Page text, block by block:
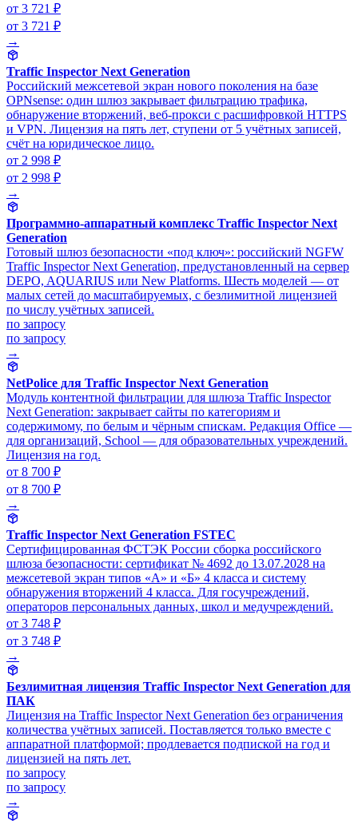
от 3 721 ₽
от 3 721 ₽
→
Traffic Inspector Next Generation
Российский межсетевой экран нового поколения на базе
OPNsense: один шлюз закрывает фильтрацию трафика,
обнаружение вторжений, веб-прокси с расшифровкой HTTPS
и VPN. Лицензия на пять лет, ступени от 5 учётных записей,
счёт на юридическое лицо.
от 2 998 ₽
от 2 998 ₽
→
Программно-аппаратный комплекс Traffic Inspector Next
Generation
Готовый шлюз безопасности «под ключ»: российский NGFW
Traffic Inspector Next Generation, предустановленный на сервер
DEPO, AQUARIUS или New Platforms. Шесть моделей — от
малых сетей до масштабируемых, с безлимитной лицензией
по числу учётных записей.
по запросу
по запросу
→
NetPolice для Traffic Inspector Next Generation
Модуль контентной фильтрации для шлюза Traffic Inspector
Next Generation: закрывает сайты по категориям и
содержимому, по белым и чёрным спискам. Редакция Office —
для организаций, School — для образовательных учреждений.
Лицензия на год.
от 8 700 ₽
от 8 700 ₽
→
Traffic Inspector Next Generation FSTEC
Сертифицированная ФСТЭК России сборка российского
шлюза безопасности: сертификат № 4692 до 13.07.2028 на
межсетевой экран типов «А» и «Б» 4 класса и систему
обнаружения вторжений 4 класса. Для госучреждений,
операторов персональных данных, школ и медучреждений.
от 3 748 ₽
от 3 748 ₽
→
Безлимитная лицензия Traffic Inspector Next Generation для
ПАК
Лицензия на Traffic Inspector Next Generation без ограничения
количества учётных записей. Поставляется только вместе с
аппаратной платформой; продлевается подпиской на год и
лицензией на пять лет.
по запросу
по запросу
→